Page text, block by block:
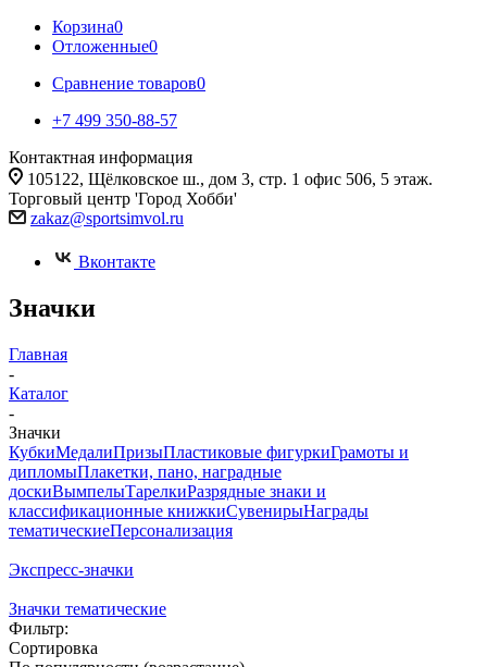
Корзина0
Отложенные0
Сравнение товаров0
+7 499 350-88-57
Контактная информация
105122, Щёлковское ш., дом 3, стр. 1 офис 506, 5 этаж.
Торговый центр 'Город Хобби'
zakaz@sportsimvol.ru
Вконтакте
Значки
Главная
-
Каталог
-
Значки
КубкиМедалиПризыПластиковые фигуркиГрамоты и
дипломыПлакетки, пано, наградные
доскиВымпелыТарелкиРазрядные знаки и
классификационные книжкиСувенирыНаграды
тематическиеПерсонализация
Экспресс-значки
Значки тематические
Фильтр:
Сортировка